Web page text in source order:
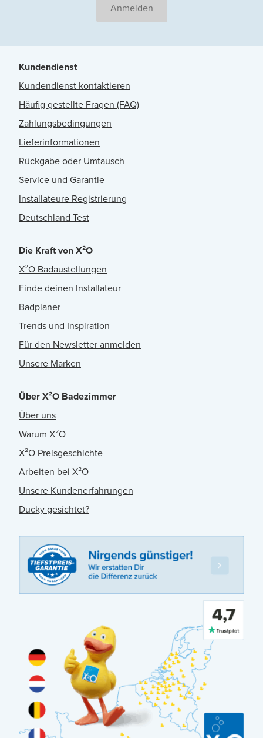
Anmelden
Kundendienst
Kundendienst kontaktieren
Häufig gestellte Fragen (FAQ)
Zahlungsbedingungen
Lieferinformationen
Rückgabe oder Umtausch
Service und Garantie
Installateure Registrierung
Deutschland Test
Die Kraft von X²O
X²O Badaustellungen
Finde deinen Installateur
Badplaner
Trends und Inspiration
Für den Newsletter anmelden
Unsere Marken
Über X²O Badezimmer
Über uns
Warum X²O
X²O Preisgeschichte
Arbeiten bei X²O
Unsere Kundenerfahrungen
Ducky gesichtet?